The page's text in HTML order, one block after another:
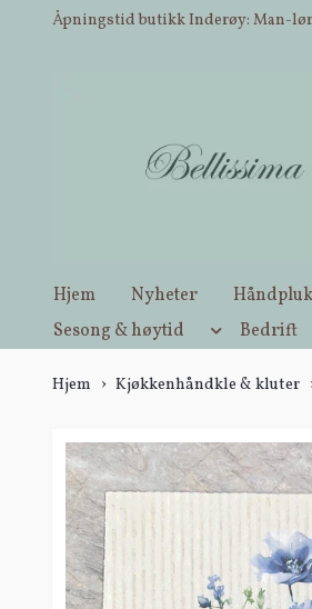
Åpningstid butikk Inderøy: Man-lør:
Hjem Nyheter
Sesong & høytid
Bedrift
Hjem Kjøkkenhåndkle & kluter